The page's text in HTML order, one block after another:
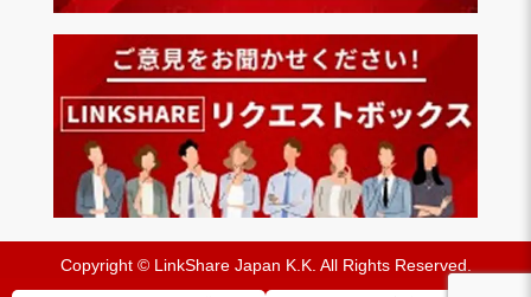
Copyright © LinkShare Japan K.K. All Rights Reserved.